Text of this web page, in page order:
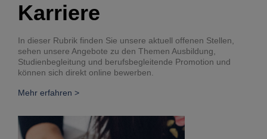
Karriere
In dieser Rubrik finden Sie unsere aktuell offenen Stellen,
sehen unsere Angebote zu den Themen Ausbildung,
Studienbegleitung und berufsbegleitende Promotion und
können sich direkt online bewerben.
Mehr erfahren >